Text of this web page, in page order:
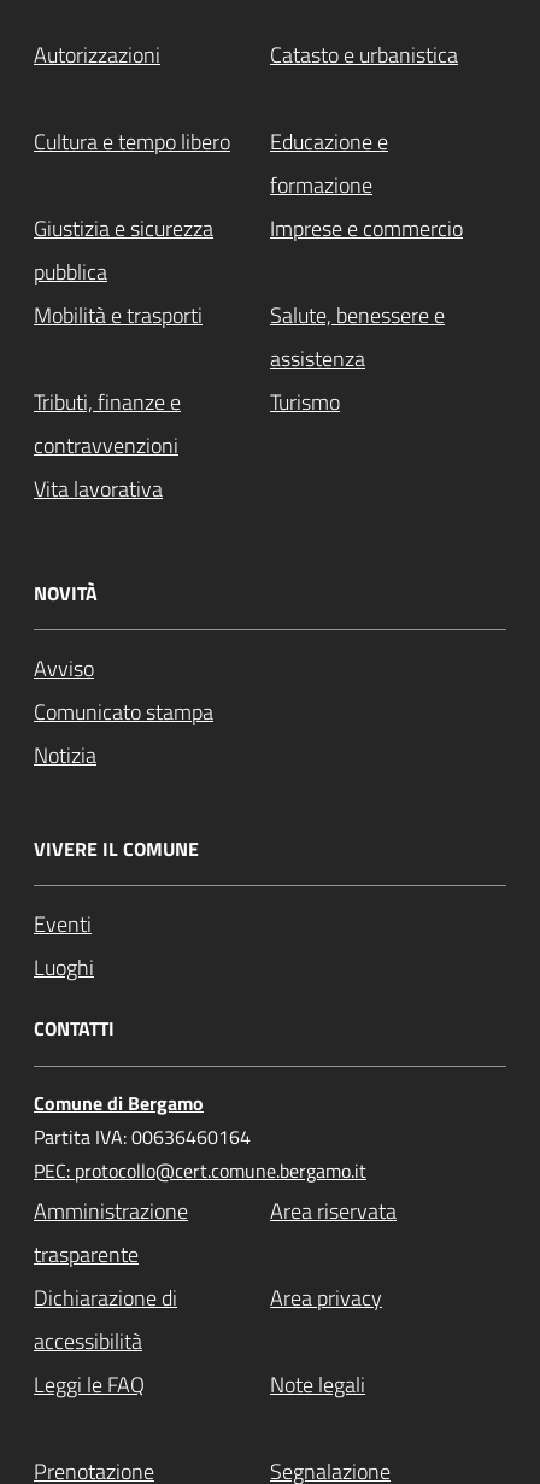
Autorizzazioni Catasto e urbanistica
Cultura e tempo libero
Educazione e
formazione
Giustizia e sicurezza
pubblica
Imprese e commercio
Mobilità e trasporti
Salute, benessere e
assistenza
Tributi, finanze e
contravvenzioni
Turismo
Vita lavorativa
NOVITÀ
Avviso
Comunicato stampa
Notizia
VIVERE IL COMUNE
Eventi
Luoghi
CONTATTI
Comune di Bergamo
Partita IVA: 00636460164
PEC: protocollo@cert.comune.bergamo.it
Amministrazione
trasparente
Area riservata
Dichiarazione di
accessibilità
Area privacy
Leggi le FAQ Note legali
Prenotazione Segnalazione